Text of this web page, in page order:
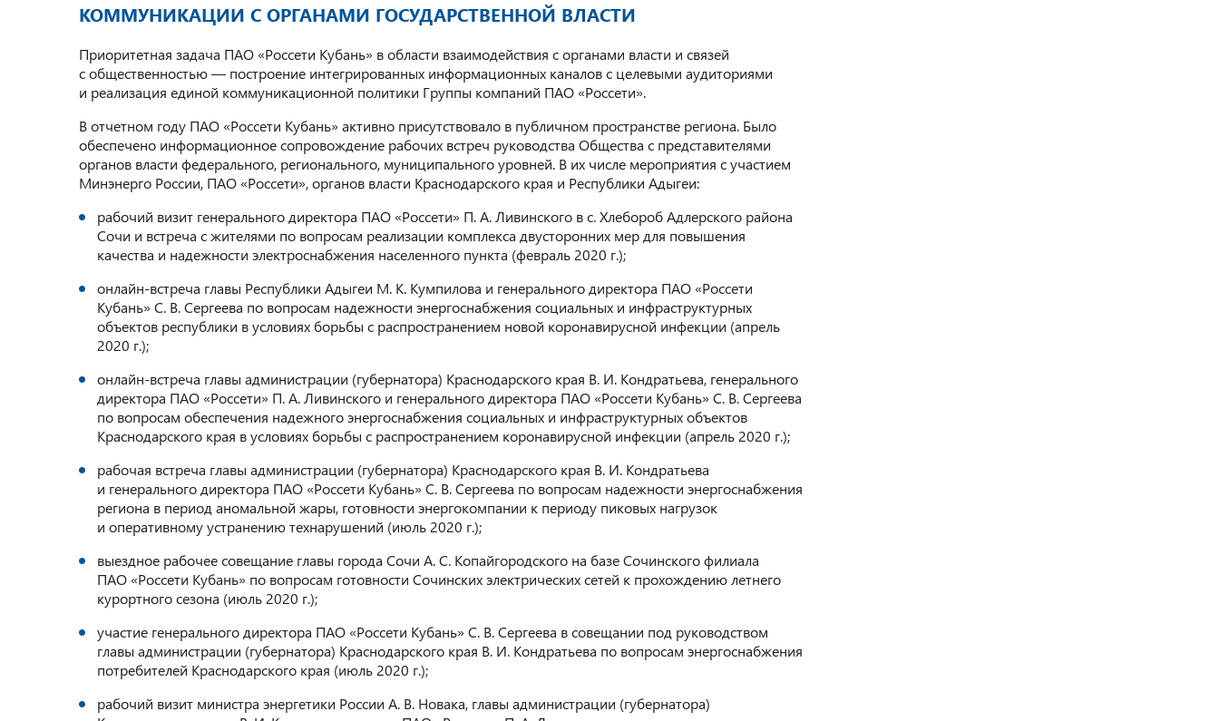
КОММУНИКАЦИИ С ОРГАНАМИ ГОСУДАРСТВЕННОЙ ВЛАСТИ
Приоритетная задача ПАО «Россети Кубань» в области взаимодействия с органами власти и связей
с общественностью — построение интегрированных информационных каналов с целевыми аудиториями
и реализация единой коммуникационной политики Группы компаний ПАО «Россети».
В отчетном году ПАО «Россети Кубань» активно присутствовало в публичном пространстве региона. Было
обеспечено информационное сопровождение рабочих встреч руководства Общества с представителями
органов власти федерального, регионального, муниципального уровней. В их числе мероприятия с участием
Минэнерго России, ПАО «Россети», органов власти Краснодарского края и Республики Адыгеи:
рабочий визит генерального директора ПАО «Россети» П. А. Ливинского в с. Хлебороб Адлерского района
Сочи и встреча с жителями по вопросам реализации комплекса двусторонних мер для повышения
качества и надежности электроснабжения населенного пункта (февраль 2020 г.);
онлайн-встреча главы Республики Адыгеи М. К. Кумпилова и генерального директора ПАО «Россети
Кубань» С. В. Сергеева по вопросам надежности энергоснабжения социальных и инфраструктурных
объектов республики в условиях борьбы с распространением новой коронавирусной инфекции (апрель
2020 г.);
онлайн-встреча главы администрации (губернатора) Краснодарского края В. И. Кондратьева, генерального
директора ПАО «Россети» П. А. Ливинского и генерального директора ПАО «Россети Кубань» С. В. Сергеева
по вопросам обеспечения надежного энергоснабжения социальных и инфраструктурных объектов
Краснодарского края в условиях борьбы с распространением коронавирусной инфекции (апрель 2020 г.);
рабочая встреча главы администрации (губернатора) Краснодарского края В. И. Кондратьева
и генерального директора ПАО «Россети Кубань» С. В. Сергеева по вопросам надежности энергоснабжения
региона в период аномальной жары, готовности энергокомпании к периоду пиковых нагрузок
и оперативному устранению технарушений (июль 2020 г.);
выездное рабочее совещание главы города Сочи А. С. Копайгородского на базе Сочинского филиала
ПАО «Россети Кубань» по вопросам готовности Сочинских электрических сетей к прохождению летнего
курортного сезона (июль 2020 г.);
участие генерального директора ПАО «Россети Кубань» С. В. Сергеева в совещании под руководством
главы администрации (губернатора) Краснодарского края В. И. Кондратьева по вопросам энергоснабжения
потребителей Краснодарского края (июль 2020 г.);
рабочий визит министра энергетики России А. В. Новака, главы администрации (губернатора)